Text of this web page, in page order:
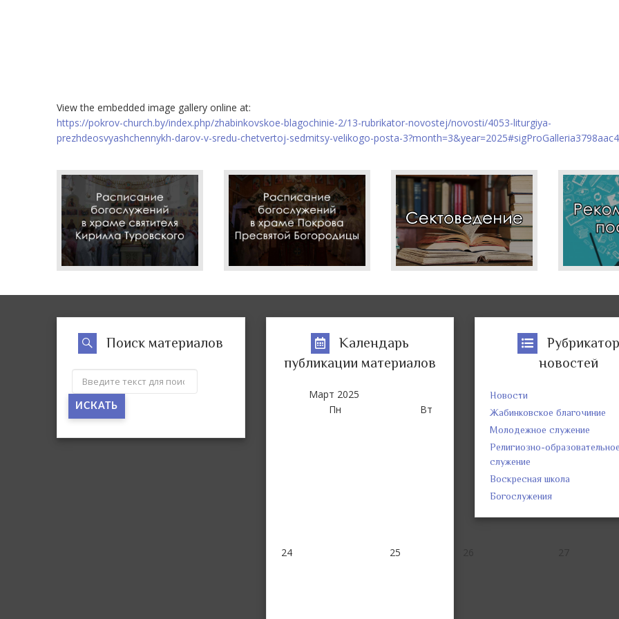
View the embedded image gallery online at:
https://pokrov-church.by/index.php/zhabinkovskoe-blagochinie-2/13-rubrikator-novostej/novosti/4053-liturgiya-
prezhdeosvyashchennykh-darov-v-sredu-chetvertoj-sedmitsy-velikogo-posta-
Поиск материалов
ИСКАТЬ
Календарь
публикации материалов
Март 2025
Пн
Вт Ср
24 25
новостей
Новости
Жабинковское благочиние
Молодежное служение
Религиозно-
служение
Воскресная школа
Богослужения